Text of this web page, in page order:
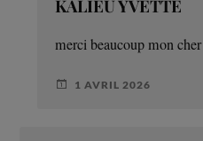
KALIEU YVETTE
merci beaucoup mon cher
1 AVRIL 2026